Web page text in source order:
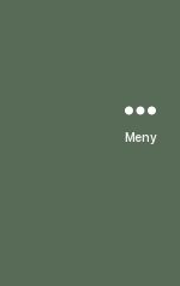
Meny